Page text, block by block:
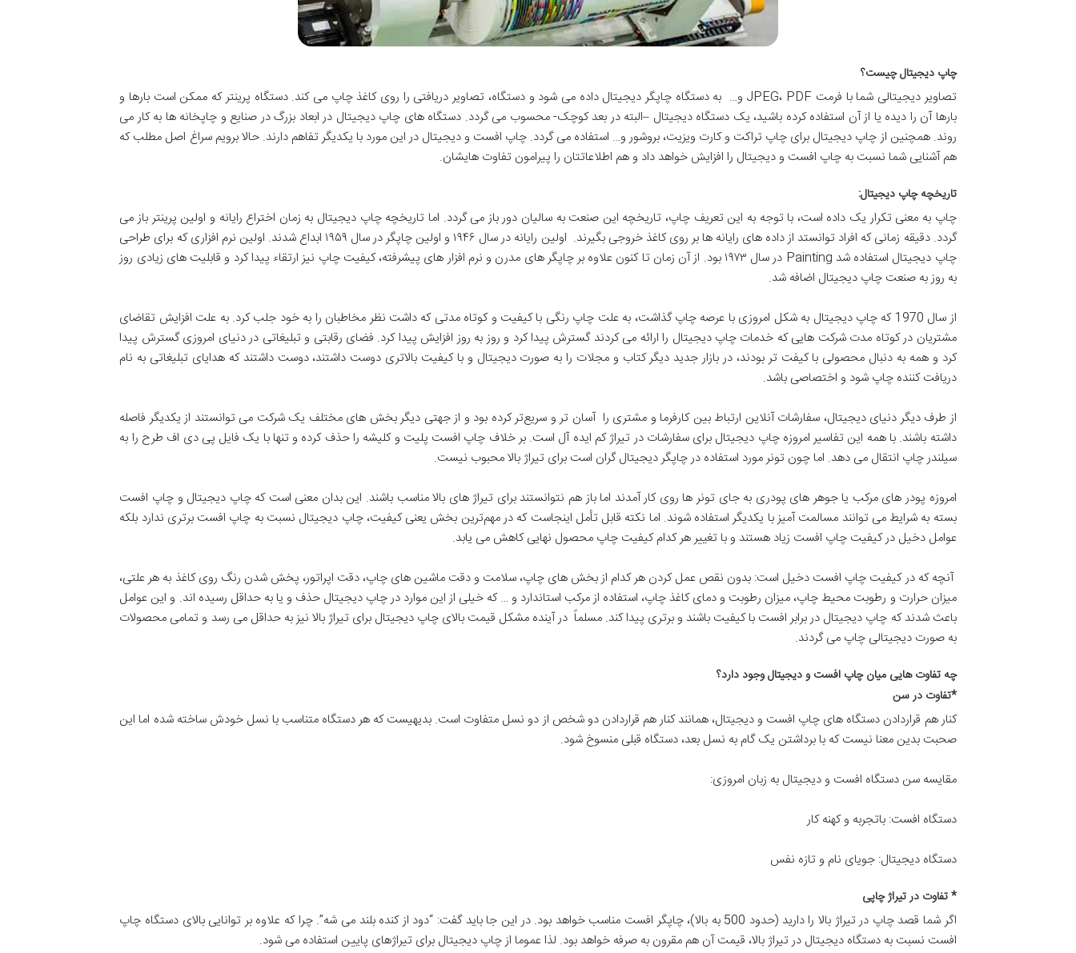
چاپ دیجیتال چیست؟
تصاویر دیجیتالی شما با فرمت JPEG، PDF و… به دستگاه چاپگر دیجیتال داده می شود و دستگاه، تصاویر دریافتی را روی کاغذ چاپ می کند. دستگاه پرینتر که ممکن است بارها و
بارها آن را دیده یا از آن استفاده کرده باشید، یک دستگاه دیجیتال –البته در بعد کوچک- محسوب می گردد. دستگاه های چاپ دیجیتال در ابعاد بزرگ در صنایع و چاپخانه ها به کار می
روند. همچنین از چاپ دیجیتال برای چاپ تراکت و کارت ویزیت، بروشور و… استفاده می گردد. چاپ افست و دیجیتال در این مورد با یکدیگر تفاهم دارند. حالا برویم سراغ اصل مطلب که
هم آشنایی شما نسبت به چاپ افست و دیجیتال را افزایش خواهد داد و هم اطلاعاتتان را پیرامون تفاوت هایشان.
تاریخچه چاپ دیجیتال:
چاپ به معنی تکرار یک داده است، با توجه به این تعریف چاپ، تاریخچه این صنعت به سالیان دور باز می گردد. اما تاریخچه چاپ دیجیتال به زمان اختراع رایانه و اولین پرینتر باز می
گردد. دقیقه زمانی که افراد توانستد از داده های رایانه ها بر روی کاغذ خروجی بگیرند. اولین رایانه در سال ۱۹۴۶ و اولین چاپگر در سال ۱۹۵۹ ابداع شدند. اولین نرم افزاری که برای طراحی
چاپ دیجیتال استفاده شد Painting در سال ۱۹۷۳ بود. از آن زمان تا کنون علاوه بر چاپگر های مدرن و نرم افزار های پیشرفته، کیفیت چاپ نیز ارتقاء پیدا کرد و قابلیت های زیادی روز
به روز به صنعت چاپ دیجیتال اضافه شد.
از سال 1970 که چاپ دیجیتال به شکل امروزی با عرصه چاپ گذاشت، به علت چاپ رنگی با کیفیت و کوتاه مدتی که داشت نظر مخاطبان را به خود جلب کرد. به علت افزایش تقاضای
مشتریان در کوتاه مدت شرکت هایی که خدمات چاپ دیجیتال را ارائه می کردند گسترش پیدا کرد و روز به روز افزایش پیدا کرد. فضای رقابتی و تبلیغاتی در دنیای امروزی گسترش پیدا
کرد و همه به دنبال محصولی با کیفت تر بودند، در بازار جدید دیگر کتاب و مجلات را به صورت دیجیتال و با کیفیت بالاتری دوست داشتند، دوست داشتند که هدایای تبلیغاتی به نام
دریافت کننده چاپ شود و اختصاصی باشد.
از طرف دیگر دنیای دیجیتال، سفارشات آنلاین ارتباط بین کارفرما و مشتری را آسان تر و سریع‌تر کرده بود و از جهتی دیگر بخش های مختلف یک شرکت می توانستند از یکدیگر فاصله
داشته باشند. با همه این تفاسیر امروزه چاپ دیجیتال برای سفارشات در تیراژ کم ایده آل است. بر خلاف چاپ افست پلیت و کلیشه را حذف کرده و تنها با یک فایل پی دی اف طرح را به
سیلندر چاپ انتقال می دهد. اما چون تونر مورد استفاده در چاپگر دیجیتال گران است برای تیراژ بالا محبوب نیست.
امروزه پودر های مرکب یا جوهر های پودری به جای تونر ها روی کار آمدند اما باز هم نتوانستند برای تیراژ های بالا مناسب باشند. این بدان معنی است که چاپ دیجیتال و چاپ افست
بسته به شرایط می توانند مسالمت آمیز با یکدیگر استفاده شوند. اما نکته قابل تأمل اینجاست که در مهم‌ترین بخش یعنی کیفیت، چاپ دیجیتال نسبت به چاپ افست برتری ندارد بلکه
عوامل دخیل در کیفیت چاپ افست زیاد هستند و با تغییر هر کدام کیفیت چاپ محصول نهایی کاهش می یابد.
آنچه که در کیفیت چاپ افست دخیل است: بدون نقص عمل کردن هر کدام از بخش های چاپ، سلامت و دقت ماشین های چاپ، دقت اپراتور، پخش شدن رنگ روی کاغذ به هر علتی،
میزان حرارت و رطوبت محیط چاپ، میزان رطوبت و دمای کاغذ چاپ، استفاده از مرکب استاندارد و … که خیلی از این موارد در چاپ دیجیتال حذف و یا به حداقل رسیده اند. و این عوامل
باعث شدند که چاپ دیجیتال در برابر افست با کیفیت باشند و برتری پیدا کند. مسلماً در آینده مشکل قیمت بالای چاپ دیجیتال برای تیراژ بالا نیز به حداقل می رسد و تمامی محصولات
به صورت دیجیتالی چاپ می گردند.
چه تفاوت هایی میان چاپ افست و دیجیتال وجود دارد؟
*تفاوت در سن
کنار هم قراردادن دستگاه های چاپ افست و دیجیتال، همانند کنار هم قراردادن دو شخص از دو نسل متفاوت است. بدیهیست که هر دستگاه متناسب با نسل خودش ساخته شده اما این
صحبت بدین معنا نیست که با برداشتن یک گام به نسل بعد، دستگاه قبلی منسوخ شود.
مقایسه سن دستگاه افست و دیجیتال به زبان امروزی:
دستگاه افست: باتجربه و کهنه کار
دستگاه دیجیتال: جویای نام و تازه نفس
* تفاوت در تیراژ چاپی
اگر شما قصد چاپ در تیراژ بالا را دارید (حدود 500 به بالا)، چاپگر افست مناسب خواهد بود. در این جا باید گفت: “دود از کنده بلند می شه”. چرا که علاوه بر توانایی بالای دستگاه چاپ
افست نسبت به دستگاه دیجیتال در تیراژ بالا، قیمت آن هم مقرون به صرفه خواهد بود. لذا عموما از چاپ دیجیتال برای تیراژهای پایین استفاده می شود.